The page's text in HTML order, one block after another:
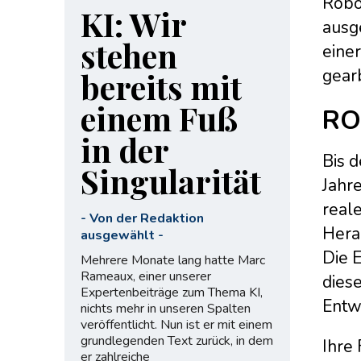
Bis
Die
Ihre
KI: Wir
stehen
bereits mit
einem Fuß
in der
Singularität
- Von der Redaktion
ausgewählt -
Mehrere Monate lang hatte Marc
Rameaux, einer unserer
Expertenbeiträge zum Thema KI,
nichts mehr in unseren Spalten
veröffentlicht. Nun ist er mit einem
grundlegenden Text zurück, in dem
er zahlreiche